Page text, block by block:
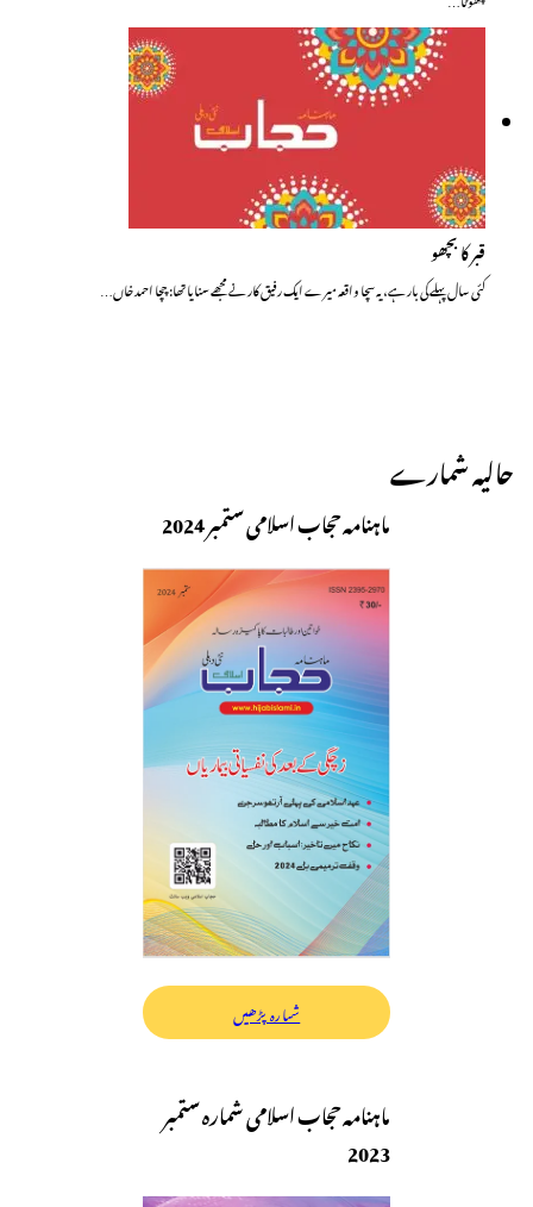
قبر کا بچھو
کئی سال پہلے کی بار ہے، یہ سچا واقعہ میرے ایک رفیق کار نے مجھے سنایا تھا: چچا احمد خاں…
حالیہ شمارے
ماہنامہ حجاب اسلامی ستمبر 2024
شمارہ پڑھیں
ماہنامہ حجاب اسلامی شمارہ ستمبر
2023